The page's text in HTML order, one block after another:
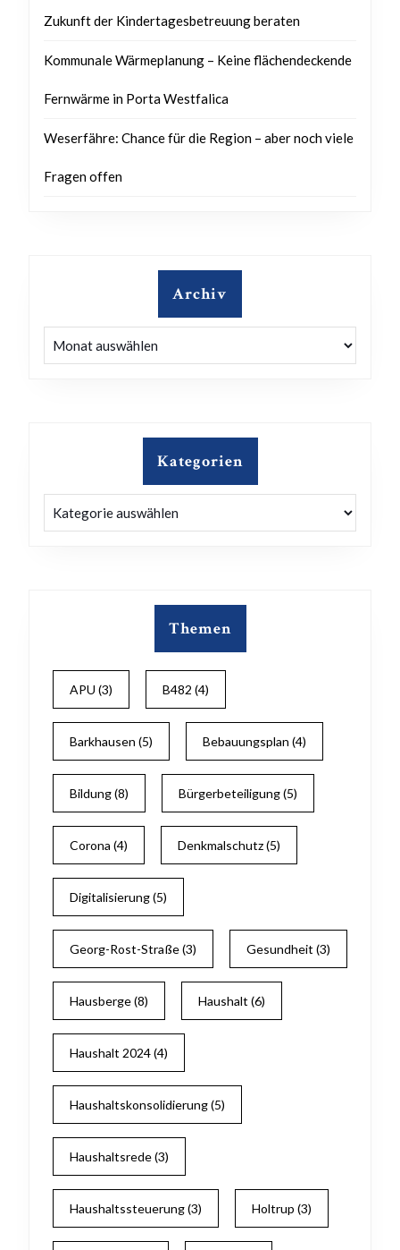
Zukunft der Kindertagesbetreuung beraten
Kommunale Wärmeplanung – Keine flächendeckende
Fernwärme in Porta Westfalica
Weserfähre: Chance für die Region – aber noch viele
Fragen offen
Archiv
Kategorien
Themen
APU (3) B482 (4)
Barkhausen (5) Bebauungsplan (4)
Bildung(8) Bürgerbeteiligung(5)
Corona (4) Denkmalschutz(5)
Digitalisierung(5)
Georg-Rost-Straße(3) Gesundheit (3)
Hausberge(8) Haushalt (6)
Haushalt 2024(4)
Haushaltskonsolidierung(5)
Haushaltsrede(3)
Haushaltssteuerung(3) Holtrup (3)